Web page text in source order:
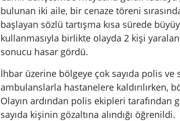
bulunan iki aile, bir cenaze töreni
başlayan sözlü tartışma kısa sürede
kullanmasıyla birlikte olayda 2 kişi
sonucu hasar gördü.
İhbar üzerine bölgeye çok sayıda polis ve
ambulanslarla hastanelere kaldırılırken,
Olayın ardından polis ekipleri tarafından
sayıda kişinin gözaltına alındığı öğrenildi.